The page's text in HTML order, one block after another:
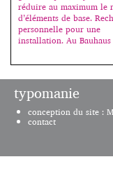
réduire au maximum le
d’éléments de base.
personnelle pour une
installation. Au
typomanie
conception du site :
contact